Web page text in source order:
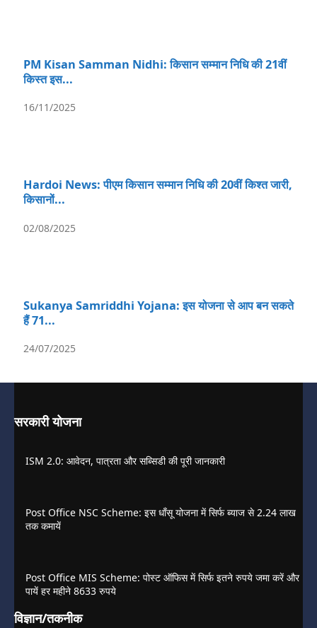
PM Kisan Samman Nidhi: किसान सम्मान निधि की 21वीं
किस्त इस...
16/11/2025
Hardoi News: पीएम किसान सम्मान निधि की 20वीं किश्त जारी,
किसानों...
02/08/2025
Sukanya Samriddhi Yojana: इस योजना से आप बन सकते
हैं 71...
24/07/2025
सरकारी योजना
ISM 2.0: आवेदन, पात्रता और सब्सिडी की पूरी जानकारी
Post Office NSC Scheme: इस धाँसू योजना में सिर्फ ब्याज से 2.24 लाख
तक कमायें
Post Office MIS Scheme: पोस्ट ऑफिस में सिर्फ इतने रुपये जमा करें और
पायें हर महीने 8633 रुपये
विज्ञान/तकनीक